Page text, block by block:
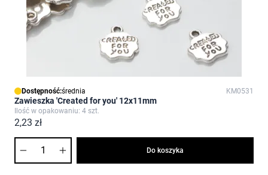
Dostępność:średnia KM0531
Zawieszka 'Created for you' 12x11mm
Ilość w opakowaniu: 4 szt.
2,23 zł
Do koszyka